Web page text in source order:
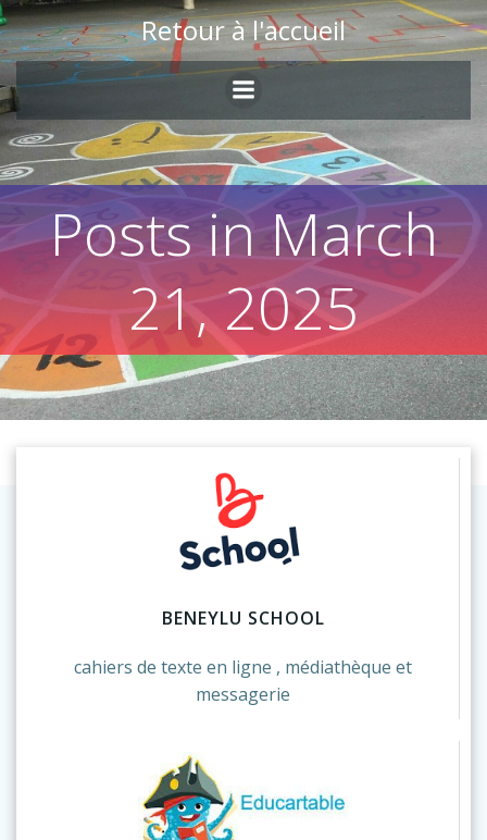
Skip
to
content
Retour à l'accueil
Posts in March
21, 2025
BENEYLU SCHOOL
cahiers de texte en ligne , médiathèque et
messagerie